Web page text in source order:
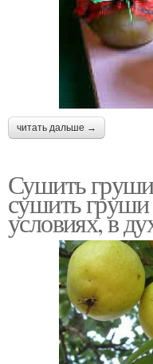
читать дальше →
Сушить
сушить
условиях, в